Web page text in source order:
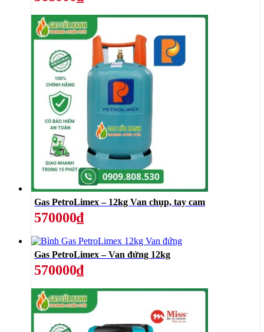
Gas PetroLimex – 12kg Van chụp, tay cam
570000₫
Gas PetroLimex – Van đứng 12kg
570000₫